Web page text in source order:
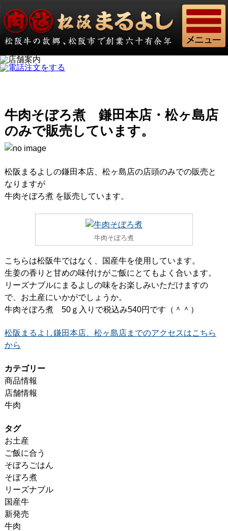
牛肉そぼろ煮 鎌田本店・松ヶ島店
のみで販売しています。
松阪まるよしの鎌田本店、松ヶ島店の店頭のみでの販売と
なりますが
牛肉そぼろ煮 を販売しています。
牛肉そぼろ煮
こちらは松阪牛ではなく、国産牛を使用しています。
生姜の香りと甘めの味付けがご飯にとてもよく合います。
リーズナブルにまるよしの味をお楽しみいただけますの
で、お土産にいかがでしょうか。
牛肉そぼろ煮 50ｇ入りで税込み540円です（＾＾）
松阪まるよし鎌田本店、松ヶ島店までのアクセスはこちら
から
カテゴリー
商品情報
店舗情報
牛肉
タグ
お土産
ご飯に合う
そぼろごはん
そぼろ煮
リーズナブル
国産牛
新発売
牛肉